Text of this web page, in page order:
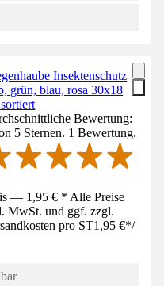
Insektenschutz
grün, blau, rosa 30x18
Bewertung:
5 Sternen. 1 Bewertung.
— 1,95 € * Alle Preise
MwSt. und ggf. zzgl.
pro ST1,95 €*/